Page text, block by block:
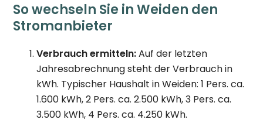
So wechseln Sie in Weiden den
Stromanbieter
Verbrauch ermitteln:Auf der letzten
Jahresabrechnung steht der Verbrauch in
kWh. Typischer Haushalt in Weiden: 1 Pers. ca.
1.600 kWh, 2 Pers. ca. 2.500 kWh, 3 Pers. ca.
3.500 kWh, 4 Pers. ca. 4.250 kWh.